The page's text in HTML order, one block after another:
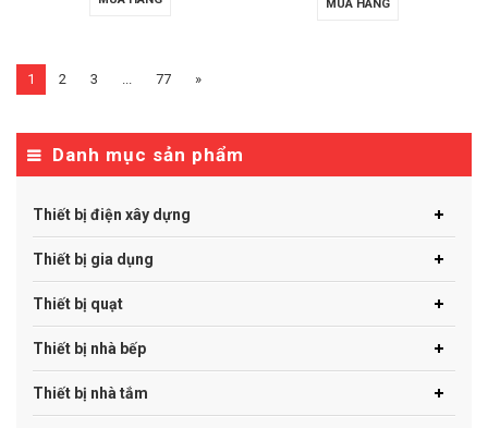
MUA HÀNG
1 2 3 ... 77 »
Danh mục sản phẩm
Thiết bị điện xây dựng
Thiết bị gia dụng
Thiết bị quạt
Thiết bị nhà bếp
Thiết bị nhà tắm